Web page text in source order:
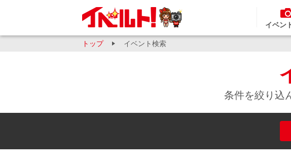
イベン
トップ イベント検索
条件を絞り込